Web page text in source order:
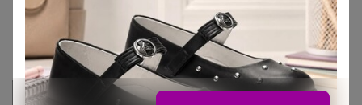
Укорачиватель ссылок